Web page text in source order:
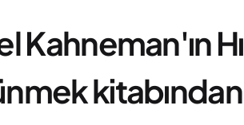
Kahneman'ın